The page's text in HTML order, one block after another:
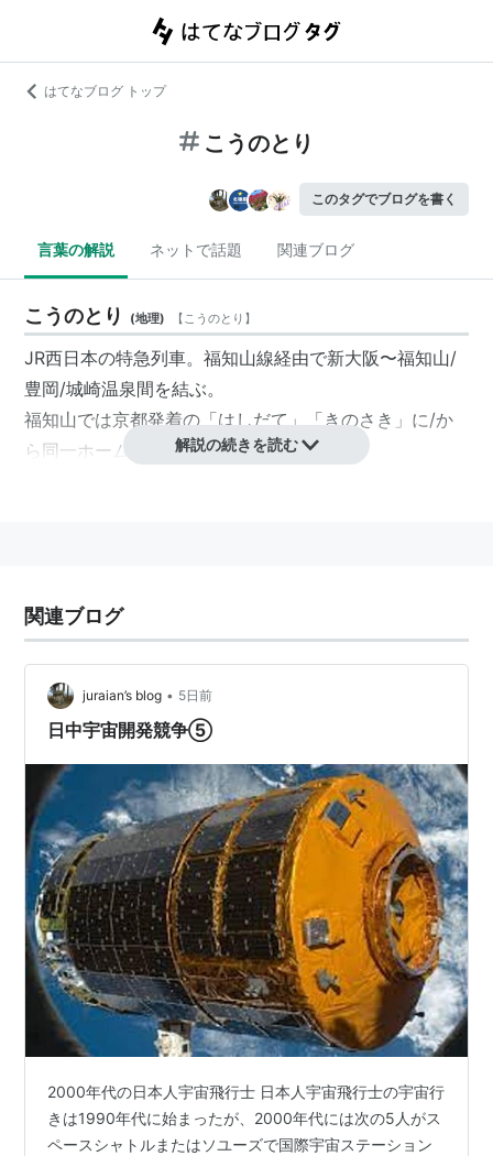
はてなブログ トップ
こうのとり
このタグでブログを書く
言葉の解説 ネットで話題 関連ブログ
こうのとり (地理) 【こうのとり 】
JR西日本の特急列車。福知山線経由で新大阪〜福知山/
豊岡/城崎温泉間を結ぶ。
福知山では京都発着の「はしだて」「きのさき」に/か
ら同一ホームで連絡する。
ー」は集約。
2013年3月16日:183系が撤退、381系に変更
車両
現行
381系(4/6両)
287系(3/4/7両)
(今後、381系にかわり289系が投入される予定)
福知山電車区所属
過去の使用車両
183系(4/6両)
こうのとり サイエンス) 【 こうのとり】
宇宙ステーション補給機HTV（H-IITransfer
ehicle。）の愛称。2010年11月11日、公募により決定
した。選定理由は"「こうのとり」は大切なもの（赤ん
解説の続きを読む
関連ブログ
juraian’s blog • 5日前
日中宇宙開発競争⑤
2000年代の日本人宇宙飛行士 日本人宇宙飛行士の宇宙行
きは1990年代に始まったが、2000年代には次の5人がス
ペースシャトルまたはソユーズで国際宇宙ステーション